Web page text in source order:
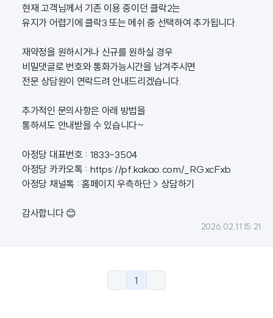
현재 고객님께서 기존 이용 중이던 클락2는
유지가 어렵기에 클락3 또는 메쉬 중 선택하여 추가됩니다.
재약정을 원하시거나 신규를 원하실 경우
비밀댓글로 번호와 통화가능시간을 남겨주시면
전문 상담원이 연락드려 안내드리겠습니다.
추가적인 문의사항은 아래 방법을
통하셔도 안내받을 수 있습니다~
아정당 대표번호 : 1833-3504
아정당 카카오톡 : https://pf.kakao.com/_RGxcFxb
아정당 채널톡 : 홈페이지 우측하단 > 상담하기
감사합니다 😊
2026.02.11 15:21
1